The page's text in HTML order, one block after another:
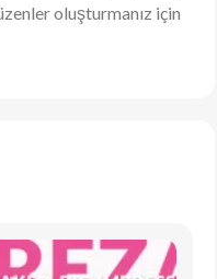
oluşturmanız için